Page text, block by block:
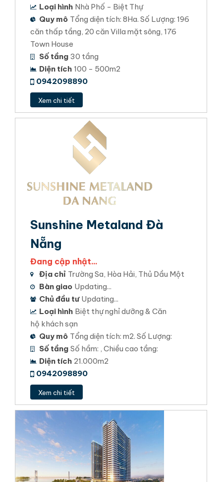
Loại hình Nhà Phố - Biệt Thự
Quy mô Tổng diện tích: 8Ha. Số Lượng: 196
căn thấp tầng, 20 căn Villa mặt sông, 176
Town House
Số tầng 30 tầng
Diện tích 100 - 500m2
0942098890
Xem chi tiết
Sunshine Metaland Đà
Nẵng
Đang cập nhật...
Địa chỉ Trường Sa, Hòa Hải, Thủ Dầu Một
Bàn giao Updating...
Chủ đầu tư Updating...
Loại hình Biệt thự nghỉ dưỡng & Căn
hộ khách sạn
Quy mô Tổng diện tích: m2. Số Lượng:
Số tầng Số hầm: , Chiều cao tầng:
Diện tích 21.000m2
0942098890
Xem chi tiết